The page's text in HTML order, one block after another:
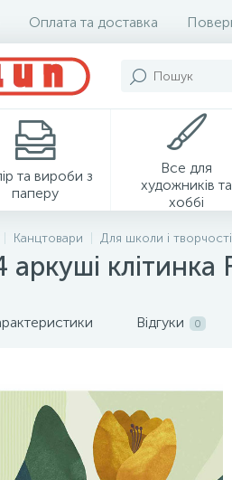
Оплата та доставка
та вироби з
паперу
Все для
художників та
хоббі
Канцтовари Для школи і творчості
Відгуки 0